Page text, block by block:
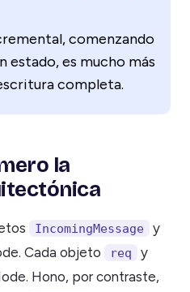
comenzando
estado, es mucho más
completa.
la
IncomingMessage y
Cada objeto req y
Hono, por contraste,